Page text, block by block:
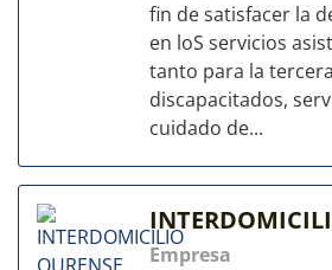
fin de satisfacer la
en loS servicios
tanto para la
discapacitados,
cuidado de...
Empresa